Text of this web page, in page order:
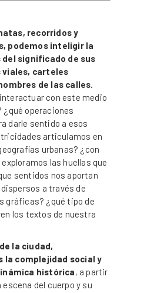
recorridos y
podemos inteligir la
significado de sus
viales, carteles
de las calles.
con este medio
operaciones
darle sentido a esos
articulamos en
urbanas? ¿con
las huellas que
sentidos nos aportan
a través de
gráficas? ¿qué tipo de
los textos de nuestra
la ciudad,
la complejidad social y
histórica, a partir
escena del cuerpo y su